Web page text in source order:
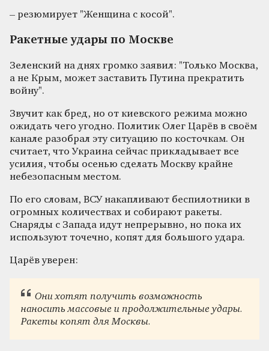
– резюмирует "Женщина с косой".
Ракетные удары по Москве
Зеленский на днях громко заявил: "Только Москва,
а не Крым, может заставить Путина прекратить
войну".
Звучит как бред, но от киевского режима можно
ожидать чего угодно. Политик Олег Царёв в своём
канале разобрал эту ситуацию по косточкам. Он
считает, что Украина сейчас прикладывает все
усилия, чтобы осенью сделать Москву крайне
небезопасным местом.
По его словам, ВСУ накапливают беспилотники в
огромных количествах и собирают ракеты.
Снаряды с Запада идут непрерывно, но пока их
используют точечно, копят для большого удара.
Царёв уверен:
Они хотят получить возможность
наносить массовые и продолжительные удары.
Ракеты копят для Москвы.